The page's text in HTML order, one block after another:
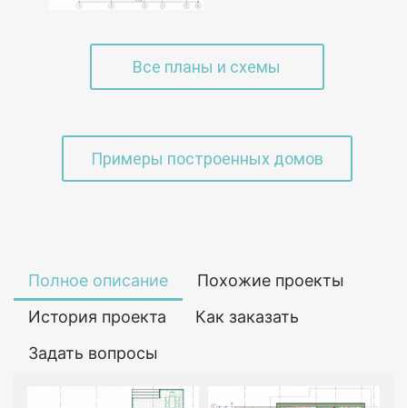
Все планы и схемы
Примеры построенных домов
Полное описание
Похожие проекты
История проекта
Как заказать
Задать вопросы